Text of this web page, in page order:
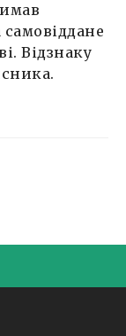
Відзнаку